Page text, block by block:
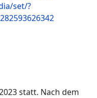
set/?
statt. Nach dem